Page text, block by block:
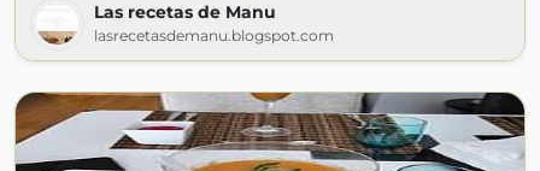
Las recetas de Manu
lasrecetasdemanu.blogspot.com